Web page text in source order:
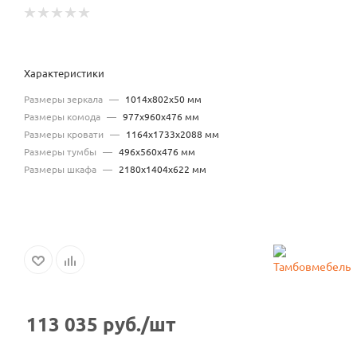
Характеристики
Размеры зеркала — 1014х802х50 мм
Размеры комода — 977х960х476 мм
Размеры кровати — 1164х1733х2088 мм
Размеры тумбы — 496х560х476 мм
Размеры шкафа — 2180х1404х622 мм
113 035 руб./шт